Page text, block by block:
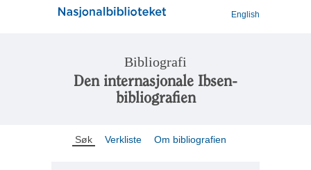
English
Bibliografi
Den internasjonale Ibsen-
bibliografien
Søk Verkliste Om bibliografien